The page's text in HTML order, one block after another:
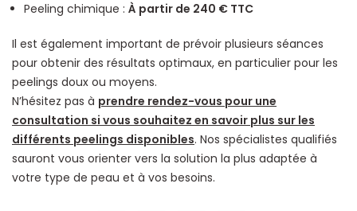
Peeling chimique : À partir de 240 € TTC
Il est également important de prévoir plusieurs séances
pour obtenir des résultats optimaux, en particulier pour les
peelings doux ou moyens.
N’hésitez pas à prendre rendez-vous pour une
consultation si vous souhaitez en savoir plus sur les
différents peelings disponibles. Nos spécialistes qualifiés
sauront vous orienter vers la solution la plus adaptée à
votre type de peau et à vos besoins.